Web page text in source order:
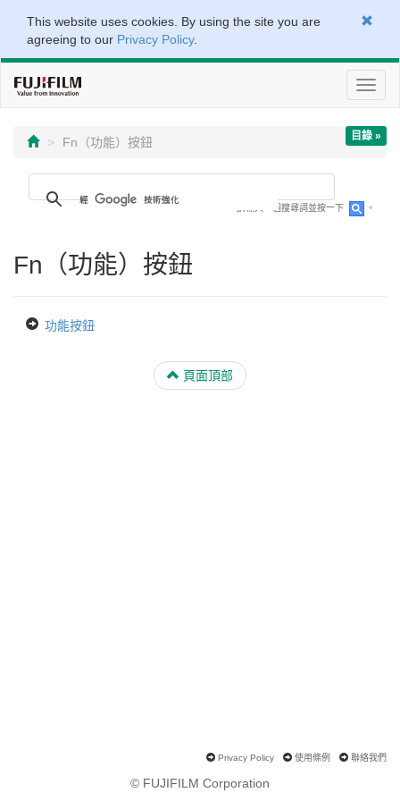
This website uses cookies. By using the site you are
agreeing to our Privacy Policy.
切
換
覽
目錄 »
Fn（功能）按鈕
請輸入一個搜尋詞並按一下 。
Fn（功能）按鈕
功能按鈕
頁面頂部
Privacy Policy 使用條例 聯絡我們
© FUJIFILM Corporation